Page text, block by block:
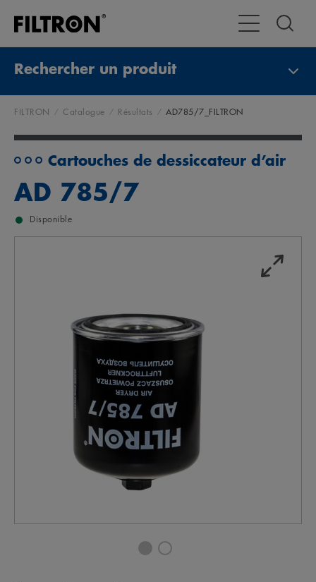
Toggle
Rechercher un produit
FILTRON Catalogue Résultats AD785/7_FILTRON
Cartouches de dessiccateur d’air
AD 785/7
Disponible